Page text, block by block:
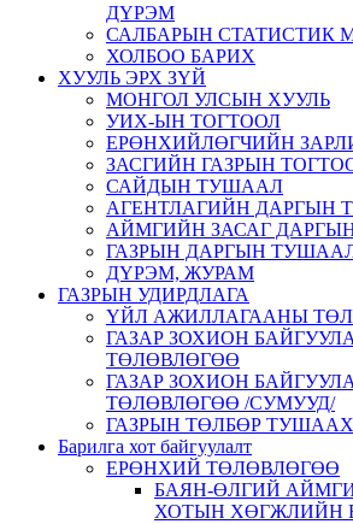
ДҮРЭМ
САЛБАРЫН СТАТИСТИК
ХОЛБОО БАРИХ
ХУУЛЬ ЭРХ ЗҮЙ
МОНГОЛ УЛСЫН ХУУЛЬ
УИХ-ЫН ТОГТООЛ
ЕРӨНХИЙЛӨГЧИЙН
ЗАСГИЙН ГАЗРЫН
САЙДЫН ТУШААЛ
АГЕНТЛАГИЙН ДАРГЫН
АЙМГИЙН ЗАСАГ
ГАЗРЫН ДАРГЫН
ДҮРЭМ, ЖУРАМ
ГАЗРЫН УДИРДЛАГА
ҮЙЛ АЖИЛЛАГААНЫ
ГАЗАР ЗОХИОН
ТӨЛӨВЛӨГӨӨ
ГАЗАР ЗОХИОН
ТӨЛӨВЛӨГӨӨ /СУМУУД/
ГАЗРЫН ТӨЛБӨР
Барилга хот байгуулалт
ЕРӨНХИЙ ТӨЛӨВЛӨГӨӨ
БАЯН-ӨЛГИЙ
ХОТЫН ХӨГЖЛИЙН